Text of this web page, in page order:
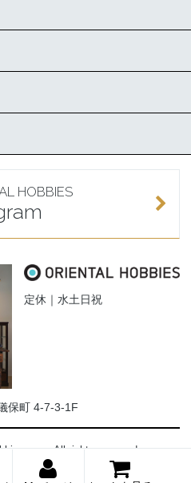
HOBBIES
定休｜水土日祝
保町 4-7-3-1F
All rights reserved.